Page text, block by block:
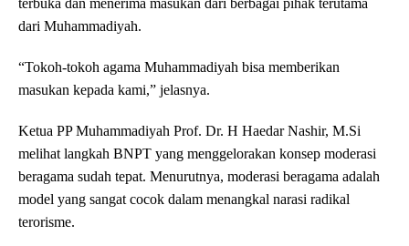
terbuka dan menerima masukan dari berbagai pihak terutama
dari Muhammadiyah.
“Tokoh-tokoh agama Muhammadiyah bisa memberikan
masukan kepada kami,” jelasnya.
Ketua PP Muhammadiyah Prof. Dr. H Haedar Nashir, M.Si
melihat langkah BNPT yang menggelorakan konsep moderasi
beragama sudah tepat. Menurutnya, moderasi beragama adalah
model yang sangat cocok dalam menangkal narasi radikal
terorisme.